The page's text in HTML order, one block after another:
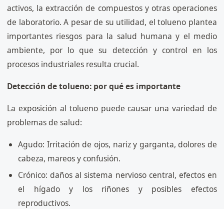
activos, la extracción de compuestos y otras operaciones
de laboratorio. A pesar de su utilidad, el tolueno plantea
importantes riesgos para la salud humana y el medio
ambiente, por lo que su detección y control en los
procesos industriales resulta crucial.
Detección de tolueno: por qué es importante
La exposición al tolueno puede causar una variedad de
problemas de salud:
Agudo: Irritación de ojos, nariz y garganta, dolores de
cabeza, mareos y confusión.
Crónico: daños al sistema nervioso central, efectos en
el hígado y los riñones y posibles efectos
reproductivos.